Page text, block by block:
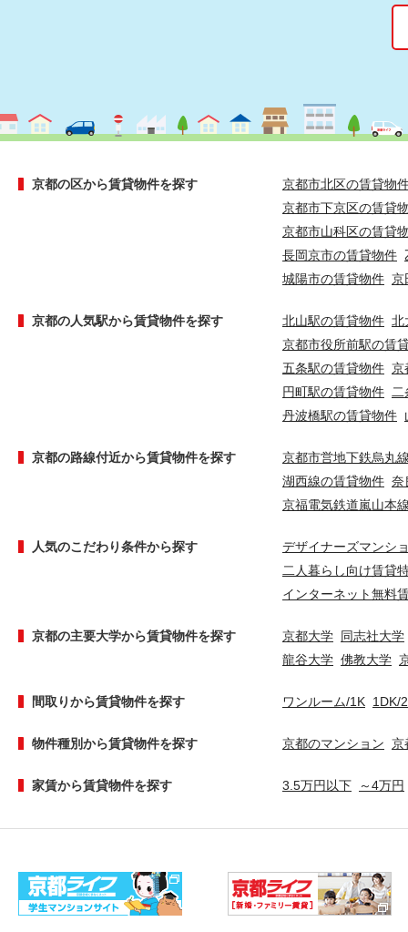
京都の区から賃貸物件を探す
京都市北区の賃貸物
京都市下京区の賃貸
京都市山科区の賃貸
長岡京市の賃貸物件
城陽市の賃貸物件 京
京都の人気駅から賃貸物件を探す 北山駅の賃貸物件 北
京都市役所前駅の賃
五条駅の賃貸物件 京
円町駅の賃貸物件
丹波橋駅の賃貸物件
京都の路線付近から賃貸物件を探す
京都市営地下鉄烏丸
湖西線の賃貸物件 奈
京福電気鉄道嵐山本
人気のこだわり条件から探す
デザイナーズマンシ
二人暮らし向け賃貸
インターネット無料
京都の主要大学から賃貸物件を探す 京都大学 同志社大学
龍谷大学 佛教大学
間取りから賃貸物件を探す ワンルーム/1K 1DK/
物件種別から賃貸物件を探す 京都のマンション 京
家賃から賃貸物件を探す 3.5万円以下 ～4万円